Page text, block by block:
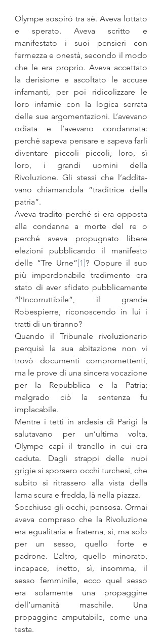
Olympe sospirò tra sé. Aveva lottato
e sperato. Aveva scritto e
manifestato i suoi pensieri con
fermezza e onestà, secondo il modo
che le era proprio. Aveva accettato
la derisione e ascoltato le accuse
infamanti, per poi ridicolizzare le
loro infamie con la logica serrata
delle sue argo­mentazioni. L’avevano
odiata e l’avevano condannata:
perché sapeva pensare e sapeva farli
diventare piccoli piccoli, loro, sì
loro, i grandi uomini della
Rivoluzione. Gli stessi che l’addita­
vano chiamandola “traditrice della
patria”.
Aveva tradito perché si era opposta
alla condanna a morte del re o
perché aveva propugnato libere
elezioni pubblicando il manifesto
delle “Tre Urne”[1]? Oppure il suo
più imperdonabile tradimento era
stato di aver sfidato pubblicamente
“l’Incorruttibile”, il grande
Robespierre, riconoscendo in lui i
tratti di un tiranno?
Quando il Tribunale rivoluzionario
perquisì la sua abitazione non vi
trovò documenti compromettenti,
ma le prove di una sincera vocazione
per la Repubblica e la Patria;
malgrado ciò la sentenza fu
implacabile.
Mentre i tetti in ardesia di Parigi la
salutavano per un’ultima volta,
Olympe capì il tranello in cui era
caduta. Dagli strappi delle nubi
grigie si sporsero occhi turchesi, che
subito si ritras­sero alla vista della
lama scura e fredda, là nella piazza.
Socchiuse gli occhi, pensosa. Ormai
aveva compreso che la Ri­voluzione
era egualitaria e fraterna, sì, ma solo
per un sesso, quello forte e
padrone. L’altro, quello minorato,
incapace, inetto, sì, insomma, il
sesso femminile, ecco quel sesso
era solamente una propaggine
dell’umanità maschile. Una
propaggine amputa­bile, come una
testa.